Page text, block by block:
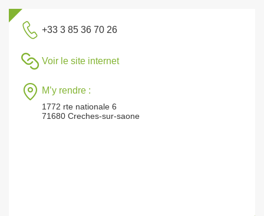
+33 3 85 36 70 26
Voir le site internet
M’y rendre :
1772 rte nationale 6
71680 Creches-sur-saone